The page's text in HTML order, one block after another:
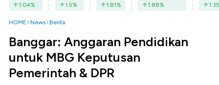
1.04% 1.5% 1.81% 1.88% 1.35
HOME News Berita
Banggar: Anggaran Pendidikan
untuk MBG Keputusan
Pemerintah & DPR